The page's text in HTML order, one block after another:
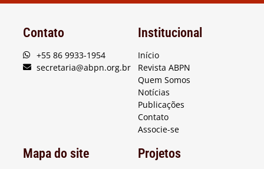
Contato
+55 86 9933-1954
secretaria@abpn.org.br
Institucional
Início
Revista ABPN
Quem Somos
Notícias
Publicações
Contato
Associe-se
Mapa do site Projetos